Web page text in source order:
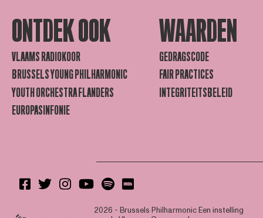
ONTDEK OOK
VLAAMS RADIOKOOR
BRUSSELS YOUNG PHILHARMONIC
YOUTH ORCHESTRA FLANDERS
EUROPASINFONIE
WAARDEN
GEDRAGSCODE
FAIR PRACTICES
INTEGRITEITSBELEID
2026 - Brussels PhilharmonicEen instelling